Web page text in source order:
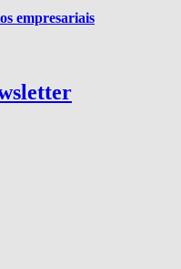
empresariais